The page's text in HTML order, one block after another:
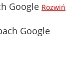
Google Rozwiń
Google